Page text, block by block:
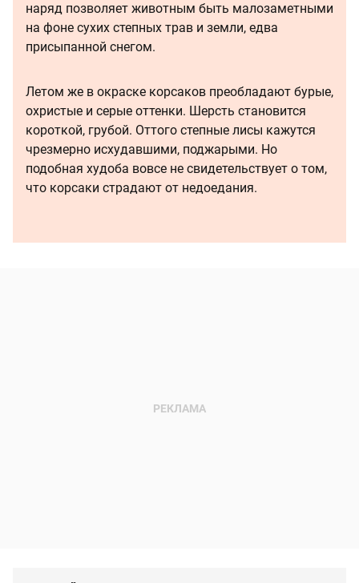
наряд позволяет животным быть малозаметными
на фоне сухих степных трав и земли, едва
присыпанной снегом.
Летом же в окраске корсаков преобладают бурые,
охристые и серые оттенки. Шерсть становится
короткой, грубой. Оттого степные лисы кажутся
чрезмерно исхудавшими, поджарыми. Но
подобная худоба вовсе не свидетельствует о том,
что корсаки страдают от недоедания.